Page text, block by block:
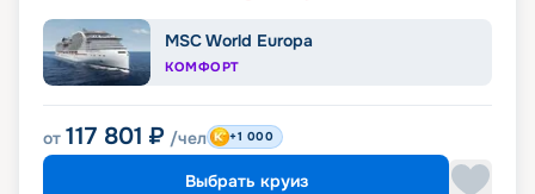
MSC World Europa
КОМФОРТ
от 117 801 ₽ /чел +1 000
Выбрать круиз